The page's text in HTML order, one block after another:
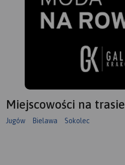
Miejscowości na trasie
Jugów Bielawa Sokolec